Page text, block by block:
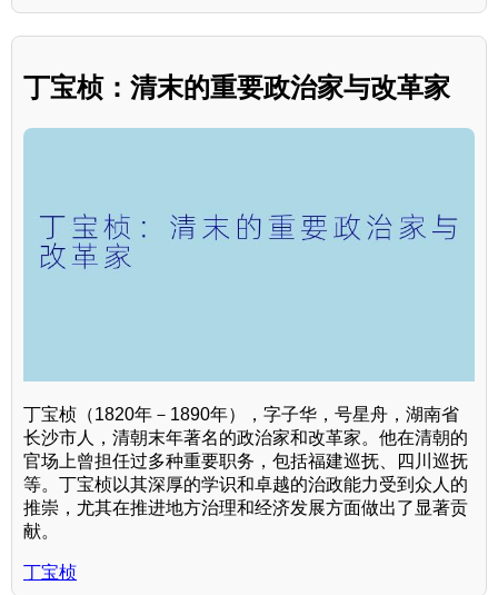
丁宝桢：清末的重要政治家与改革家
丁宝桢（1820年－1890年），字子华，号星舟，湖南省
长沙市人，清朝末年著名的政治家和改革家。他在清朝的
官场上曾担任过多种重要职务，包括福建巡抚、四川巡抚
等。丁宝桢以其深厚的学识和卓越的治政能力受到众人的
推崇，尤其在推进地方治理和经济发展方面做出了显著贡
献。
丁宝桢